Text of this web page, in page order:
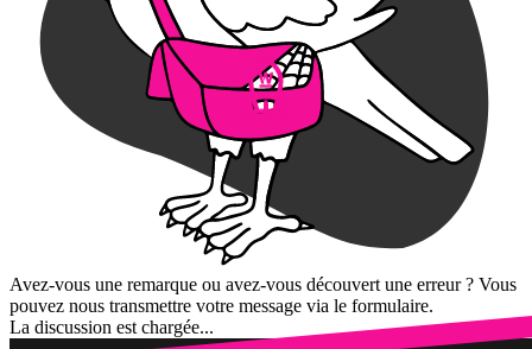
Avez-vous une remarque ou avez-vous découvert une erreur ? Vous
pouvez nous transmettre votre message via le formulaire.
La discussion est chargée...